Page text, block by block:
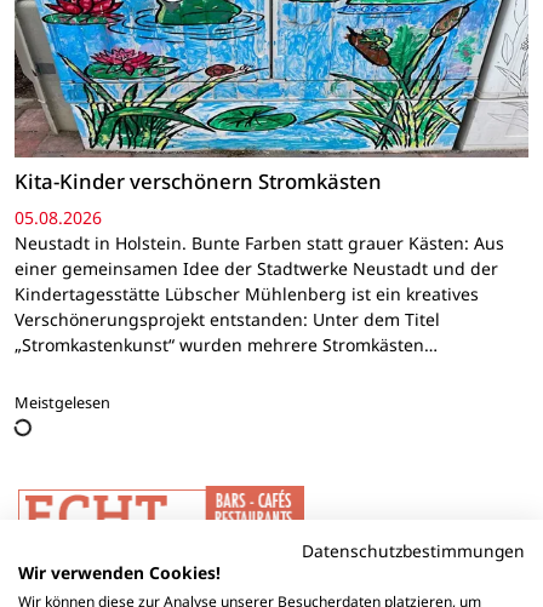
Kita-Kinder verschönern Stromkästen
05.08.2026
Neustadt in Holstein. Bunte Farben statt grauer Kästen: Aus
einer gemeinsamen Idee der Stadtwerke Neustadt und der
Kindertagesstätte Lübscher Mühlenberg ist ein kreatives
Verschönerungsprojekt entstanden: Unter dem Titel
„Stromkastenkunst“ wurden mehrere Stromkästen…
Meistgelesen
Datenschutzbestimmungen
Wir verwenden Cookies!
Wir können diese zur Analyse unserer Besucherdaten platzieren, um